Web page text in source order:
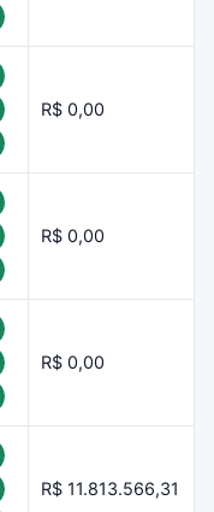
R$ 0,00
R$ 0,00
R$ 0,00
R$ 11.813.566,31